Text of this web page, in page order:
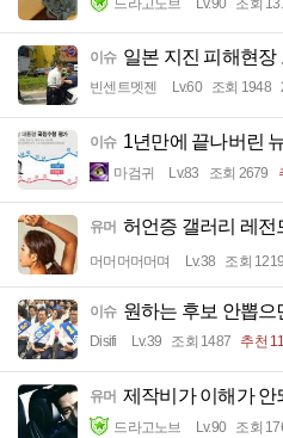
드라고노브 Lv.90 조회
이슈 일본 지진 피해현장
빈센트멧젠 Lv.60 조회 1948
이슈 1년만에 끝나버린
마검귀 Lv.83 조회 2679
유머 허언증 갤러리 레전
머머머머머며 Lv.38 조회 1219
이슈 원하는 후보 안뽑으
Disifi Lv.39 조회 1487 추천 11
유머 제작비가 이해가 안
드라고노브 Lv.90 조회